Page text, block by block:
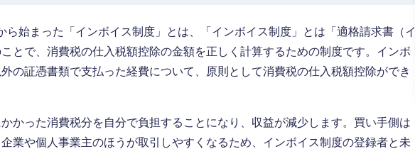
ら始まった「インボイス制度」とは、「インボイス制度」とは「適格請求書（イ
とで、消費税の仕入税額控除の金額を正しく計算するための制度です。インボ
の証憑書類で支払った経費について、原則として消費税の仕入税額控除ができ
かった消費税分を自分で負担することになり、収益が減少します。買い手側は
業や個人事業主のほうが取引しやすくなるため、インボイス制度の登録者と未